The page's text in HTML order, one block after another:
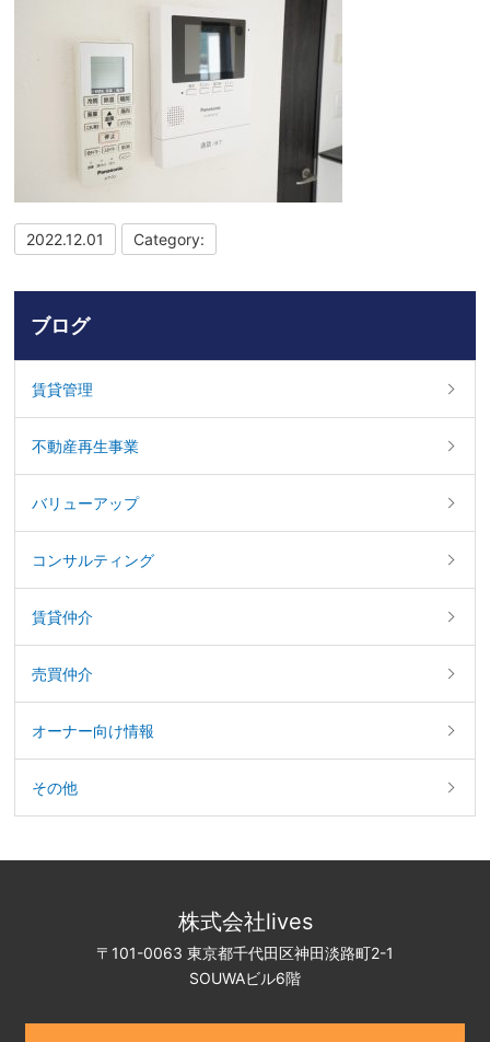
2022.12.01 Category:
ブログ
賃貸管理
不動産再生事業
バリューアップ
コンサルティング
賃貸仲介
売買仲介
オーナー向け情報
その他
株式会社lives
〒101-0063 東京都千代田区神田淡路町2-1
SOUWAビル6階